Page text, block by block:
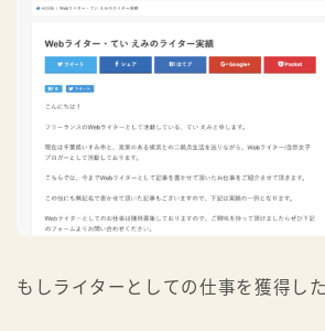
もしライターとしての仕事を獲得し